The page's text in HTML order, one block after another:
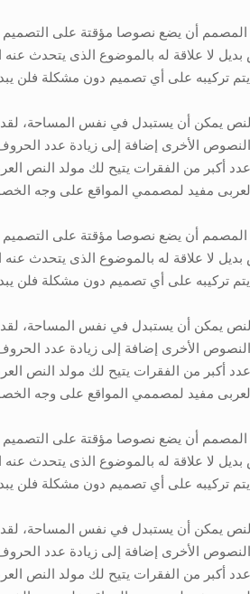
أن يضع نصوصا مؤقتة على التصميم
لا علاقة له بالموضوع الذى يتحدث عنه
تركيبه على أي تصميم دون مشكلة فلن
يمكن أن يستبدل في نفس المساحة، لقد
النصوص الأخرى إضافة إلى زيادة عدد
عدد أكبر من الفقرات يتيح لك مولد النص
العربى مفيد لمصممي المواقع على وجه
أن يضع نصوصا مؤقتة على التصميم
لا علاقة له بالموضوع الذى يتحدث عنه
تركيبه على أي تصميم دون مشكلة فلن
يمكن أن يستبدل في نفس المساحة، لقد
النصوص الأخرى إضافة إلى زيادة عدد
عدد أكبر من الفقرات يتيح لك مولد النص
العربى مفيد لمصممي المواقع على وجه
أن يضع نصوصا مؤقتة على التصميم
لا علاقة له بالموضوع الذى يتحدث عنه
تركيبه على أي تصميم دون مشكلة فلن
يمكن أن يستبدل في نفس المساحة، لقد
النصوص الأخرى إضافة إلى زيادة عدد
عدد أكبر من الفقرات يتيح لك مولد النص